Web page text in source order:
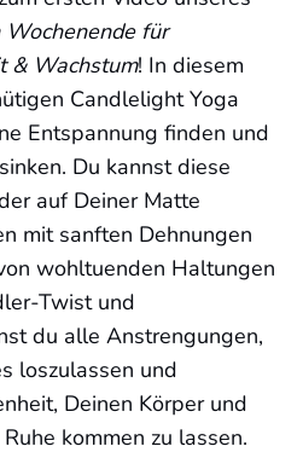
Wochenende für
& Wachstum! In diesem
Candlelight Yoga
Entspannung finden und
Du kannst diese
auf Deiner Matte
mit sanften Dehnungen
wohltuenden Haltungen
Twist und
du alle Anstrengungen,
loszulassen und
Deinen Körper und
kommen zu lassen.